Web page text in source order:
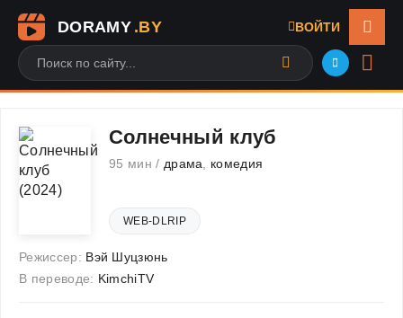
DORAMY .BY ВОЙТИ
Солнечный клуб
95 мин / драма комедия
WEB-DLRIP
Режиссер: Вэй Шуцзюнь
В переводе: KimchiTV